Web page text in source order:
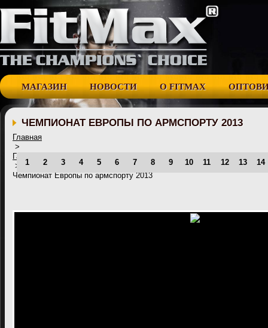
МАГАЗИН НОВОСТИ О FITMAX
ЧЕМПИОНАТ ЕВРОПЫ ПО АРМСПОРТУ 2013
Главная
>
Галерея
>
Чемпионат Европы по армспорту 2013
1 2 3 4 5 6 7 8 9 10 11 12 13 14